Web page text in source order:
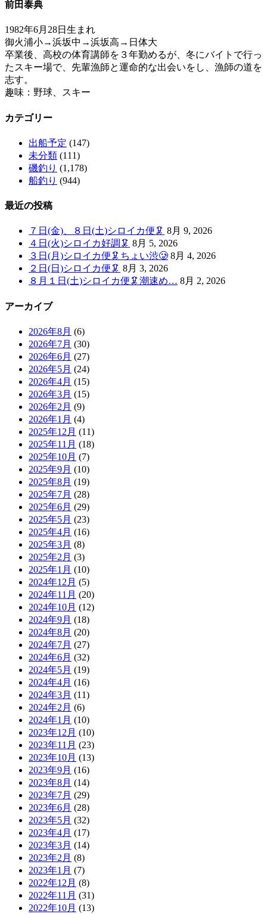
前田泰典
1982年6月28日生まれ
御火浦小→浜坂中→浜坂高→日体大
卒業後、高校の体育講師を３年勤めるが、冬にバイトで行っ
たスキー場で、先輩漁師と運命的な出会いをし、漁師の道を
志す。
趣味：野球、スキー
カテゴリー
出船予定 (147)
未分類 (111)
磯釣り (1,178)
船釣り (944)
最近の投稿
７日(金)、８日(土)シロイカ便🦑 8月 9, 2026
４日(火)シロイカ好調🦑 8月 5, 2026
３日(月)シロイカ便🦑ちょい渋🥲 8月 4, 2026
２日(日)シロイカ便🦑 8月 3, 2026
８月１日(土)シロイカ便🦑潮速め… 8月 2, 2026
アーカイブ
2026年8月 (6)
2026年7月 (30)
2026年6月 (27)
2026年5月 (24)
2026年4月 (15)
2026年3月 (15)
2026年2月 (9)
2026年1月 (4)
2025年12月 (11)
2025年11月 (18)
2025年10月 (7)
2025年9月 (10)
2025年8月 (19)
2025年7月 (28)
2025年6月 (29)
2025年5月 (23)
2025年4月 (16)
2025年3月 (8)
2025年2月 (3)
2025年1月 (10)
2024年12月 (5)
2024年11月 (20)
2024年10月 (12)
2024年9月 (18)
2024年8月 (20)
2024年7月 (27)
2024年6月 (32)
2024年5月 (19)
2024年4月 (16)
2024年3月 (11)
2024年2月 (6)
2024年1月 (10)
2023年12月 (10)
2023年11月 (23)
2023年10月 (13)
2023年9月 (16)
2023年8月 (14)
2023年7月 (29)
2023年6月 (28)
2023年5月 (32)
2023年4月 (17)
2023年3月 (14)
2023年2月 (8)
2023年1月 (7)
2022年12月 (8)
2022年11月 (31)
2022年10月 (13)